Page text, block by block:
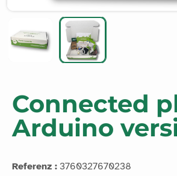
Connected
Arduino
Referenz : 3760327670238